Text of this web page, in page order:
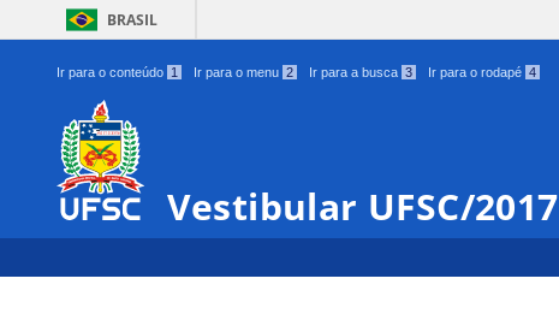
BRASIL
Ir para o conteúdo 1 Ir para o menu 2 Ir para a busca 3 Ir para o rodapé 4
Vestibular UFSC/2017